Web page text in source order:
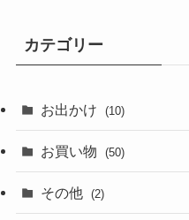
カテゴリー
お出かけ (10)
お買い物 (50)
その他 (2)